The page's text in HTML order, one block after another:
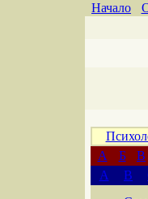
Начало
А
Б В
A
B